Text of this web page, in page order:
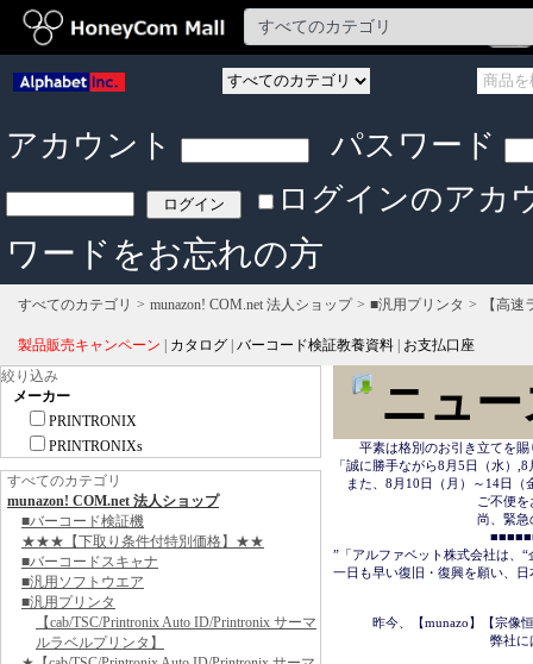
アカウント
パスワード
ログインのアカ
ワードをお忘れの方
すべてのカテゴリ munazon! COM.net 法人ショップ ■汎用プリンタ 【高
製品販売キャンペーン カタログ バーコード検証教養資料
お支払口座
絞り込み
メーカー
PRINTRONIX
PRINTRONIXs
すべてのカテゴリ
munazon! COM.net 法人ショップ
■バーコード検証機
★★★【下取り条件付特別価格】★★
■バーコードスキャナ
■汎用ソフトウエア
■汎用プリンタ
【cab/TSC/Printronix Auto ID/Printronix サーマ
ルラベルプリンタ】
ニュ
平素は格別のお引き立てを賜
「誠に勝手ながら8月5日（水）
また、8月10日（月）～14日（
ご不便をおかけ致しま
尚、緊急の場合は
■■■■■■＜＜     応援
”「アルファベット株式会社は、
一日も早い復旧・復興を願い、
昨今、【munazo】【宗像恒憲
弊社には一切関係はご